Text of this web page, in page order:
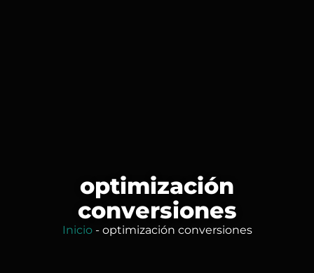
optimización
conversiones
Inicio- optimización conversiones